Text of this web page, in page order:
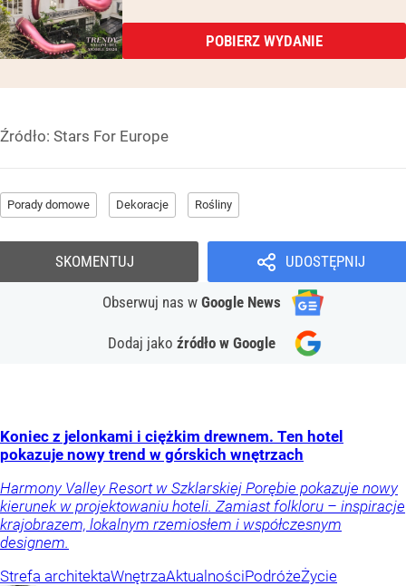
POBIERZ WYDANIE
Źródło: Stars For Europe
Porady domowe Dekoracje Rośliny
UDOSTĘPNIJ
Obserwuj nas w Google News
Dodaj jako źródło w Google
SKOMENTUJ
Koniec z jelonkami i ciężkim drewnem. Ten hotel
pokazuje nowy trend w górskich wnętrzach
Harmony Valley Resort w Szklarskiej Porębie pokazuje nowy
kierunek w projektowaniu hoteli. Zamiast folkloru – inspiracje
krajobrazem, lokalnym rzemiosłem i współczesnym
designem.
Strefa architektaWnętrzaAktualnościPodróżeŻycie